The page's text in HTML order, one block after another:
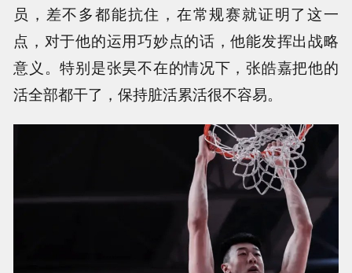
员，差不多都能抗住，在常规赛就证明了这一
点，对于他的运用巧妙点的话，他能发挥出战略
意义。特别是张昊不在的情况下，张皓嘉把他的
活全部都干了，保持脏活累活很不容易。